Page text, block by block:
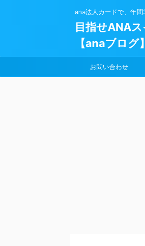
ana法人カードで、年
目指せANA
【anaブログ】
お問い合わせ